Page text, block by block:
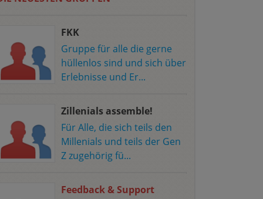
FKK
Gruppe für alle die gerne
hüllenlos sind und sich über
Erlebnisse und Er...
Zillenials assemble!
Für Alle, die sich teils den
Millenials und teils der Gen
Z zugehörig fü...
Feedback & Support